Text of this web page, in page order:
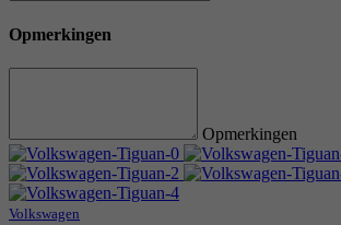
Opmerkingen
Opmerkingen
Volkswagen